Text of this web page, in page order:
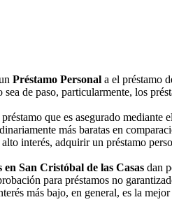
Préstamo Personal a el préstamo
de paso, particularmente, los
que es asegurado mediante
más baratas en
interés, adquirir un préstamo
en San Cristóbal de las Casas dan
para préstamos no
más bajo, en general, es la